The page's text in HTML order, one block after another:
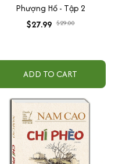
Phượng Hồ - Tập 2
$27.99 $29.00
ADD TO CART